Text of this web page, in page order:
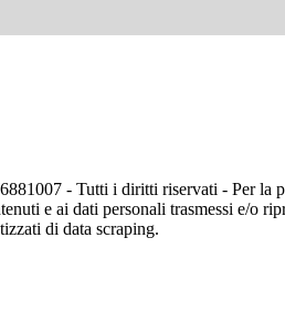
- Tutti i diritti riservati - Per la
e ai dati personali trasmessi e/o
di data scraping.